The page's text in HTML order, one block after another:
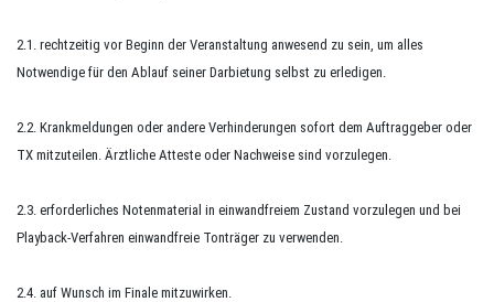
2.1. rechtzeitig vor Beginn der Veranstaltung anwesend zu sein, um alles
Notwendige für den Ablauf seiner Darbietung selbst zu erledigen.
2.2. Krankmeldungen oder andere Verhinderungen sofort dem Auftraggeber oder
TX mitzuteilen. Ärztliche Atteste oder Nachweise sind vorzulegen.
2.3. erforderliches Notenmaterial in einwandfreiem Zustand vorzulegen und bei
Playback-Verfahren einwandfreie Tonträger zu verwenden.
2.4. auf Wunsch im Finale mitzuwirken.